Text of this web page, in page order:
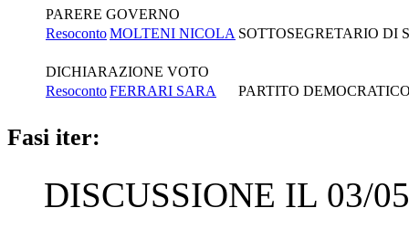
PARERE GOVERNO
ResocontoMOLTENI NICOLA SOTTOSEGRETARIO DI
DICHIARAZIONE VOTO
ResocontoFERRARI SARA PARTITO
Fasi iter:
DISCUSSIONE IL 03/